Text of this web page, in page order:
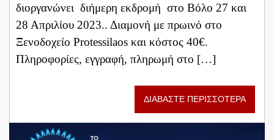
διοργανώνει διήμερη εκδρομή στο Βόλο 27 και
28 Απριλίου 2023.. Διαμονή με πρωινό στο
Ξενοδοχείο Protessilaos και κόστος 40€.
Πληροφορίες, εγγραφή, πληρωμή στο […]
ΔΙΑΒΑΣΤΕ ΠΕΡΙΣΣΟΤΕΡΑ